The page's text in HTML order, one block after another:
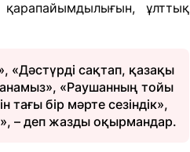
ұлттық
«Дәстүрді сақтап, қазақы
«Раушанның тойы
бір мәрте сезіндік»,
– деп жазды оқырмандар.